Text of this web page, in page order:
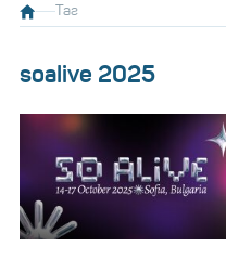
Таг
soalive 2025